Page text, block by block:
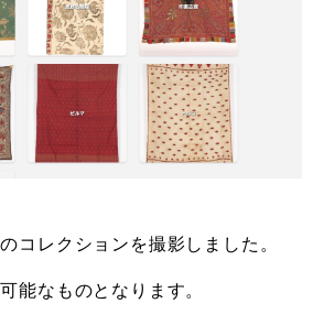
コレクションを撮影しました。
能なものとなります。